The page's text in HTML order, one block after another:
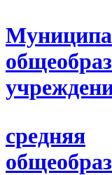
средняя